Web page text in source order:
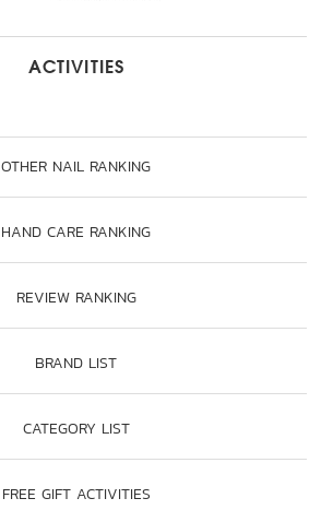
ACTIVITIES
OTHER NAIL RANKING
HAND CARE RANKING
REVIEW RANKING
BRAND LIST
CATEGORY LIST
FREE GIFT ACTIVITIES